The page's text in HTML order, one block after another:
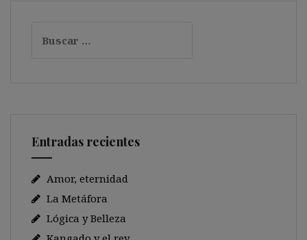
Entradas recientes
Amor, eternidad
La Metáfora
Lógica y Belleza